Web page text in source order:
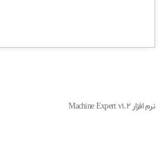
نرم افزار Machine Expert v1.2